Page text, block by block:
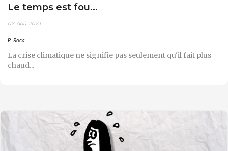
Le temps est fou...
07-Aoû-2023
P. Roca
La crise climatique ne signifie pas seulement qu'il fait plus
chaud...